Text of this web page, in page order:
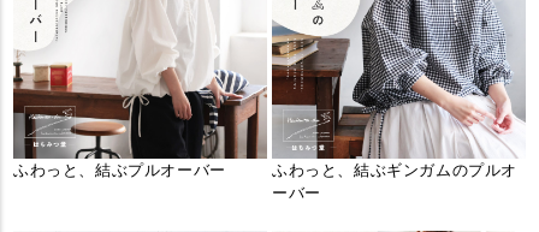
ふわっと、結ぶプルオーバー
ふわっと、結ぶギンガムのプルオ
ーバー